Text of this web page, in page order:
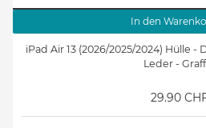
In den
iPad Air 13 (2026/2025/2024) Hülle -
Leder -
29.90